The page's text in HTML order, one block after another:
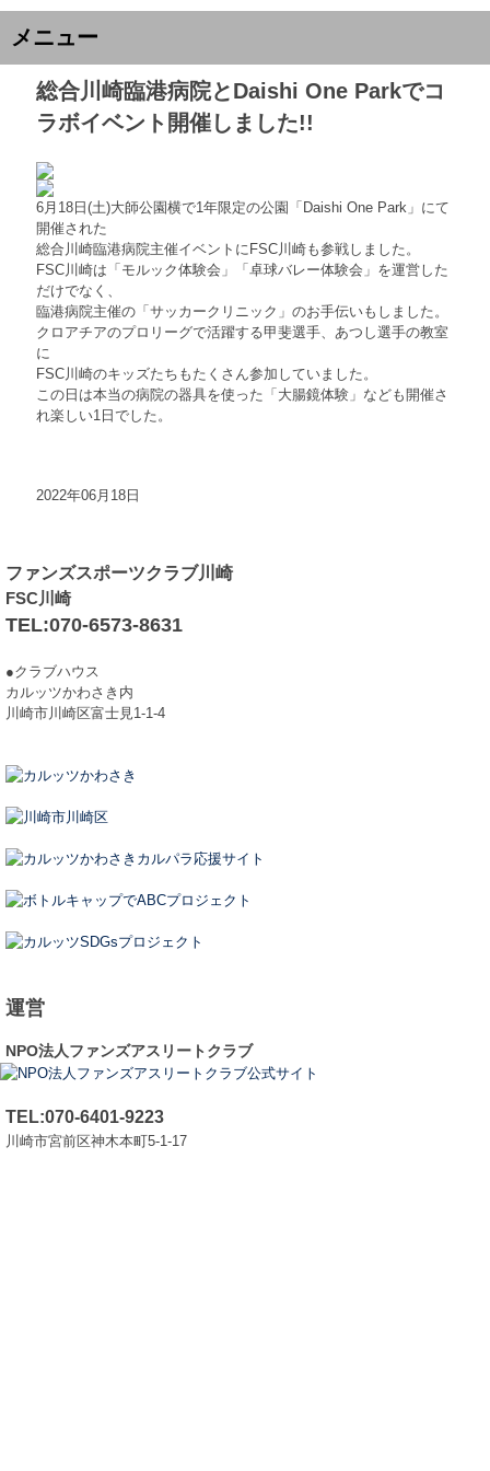
メニュー
総合川崎臨港病院とDaishi One Parkでコ
ラボイベント開催しました!!
6月18日(土)大師公園横で1年限定の公園「Daishi One Park」にて
開催された
総合川崎臨港病院主催イベントにFSC川崎も参戦しました。
FSC川崎は「モルック体験会」「卓球バレー体験会」を運営した
だけでなく、
臨港病院主催の「サッカークリニック」のお手伝いもしました。
クロアチアのプロリーグで活躍する甲斐選手、あつし選手の教室
に
FSC川崎のキッズたちもたくさん参加していました。
この日は本当の病院の器具を使った「大腸鏡体験」なども開催さ
れ楽しい1日でした。
2022年06月18日
ファンズスポーツクラブ川崎
FSC川崎
TEL:070-6573-8631
●クラブハウス
カルッツかわさき内
川崎市川崎区富士見1-1-4
運営
NPO法人ファンズアスリートクラブ
TEL:070-6401-9223
川崎市宮前区神木本町5-1-17